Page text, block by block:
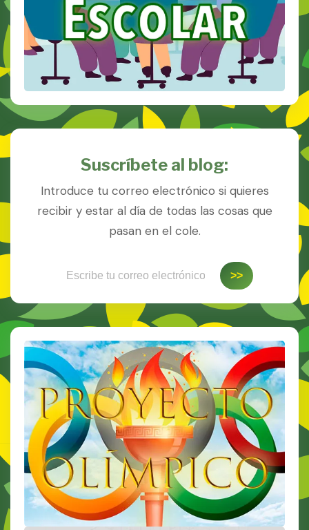
Suscríbete al blog:
Introduce tu correo electrónico si quieres
recibir y estar al día de todas las cosas que
pasan en el cole.
>>